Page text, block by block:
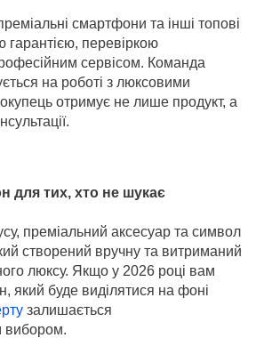
смартфони та інші топові
гарантією, перевіркою
сервісом. Команда
на роботі з люксовими
отримує не лише продукт, а
для тих, хто не шукає
преміальний аксесуар та символ
створений вручну та витриманий
люксу. Якщо у 2026 році вам
який буде виділятися на фоні
залишається
вибором.